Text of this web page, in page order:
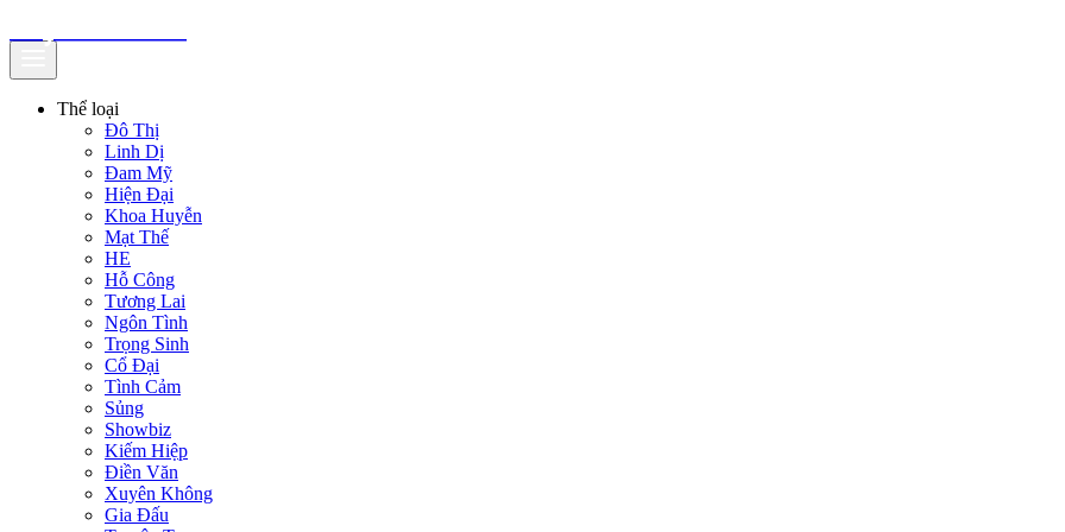
Thể loại
Đô Thị
Linh Dị
Đam Mỹ
Hiện Đại
Khoa Huyễn
Mạt Thế
HE
Hỗ Công
Tương Lai
Ngôn Tình
Trọng Sinh
Cổ Đại
Tình Cảm
Sủng
Showbiz
Kiếm Hiệp
Điền Văn
Xuyên Không
Gia Đấu